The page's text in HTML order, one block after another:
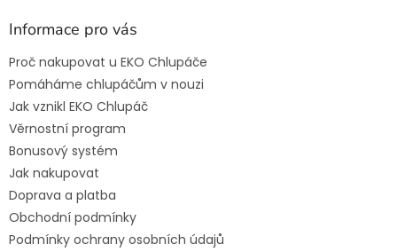
Informace pro vás
Proč nakupovat u EKO Chlupáče
Pomáháme chlupáčům v nouzi
Jak vznikl EKO Chlupáč
Věrnostní program
Bonusový systém
Jak nakupovat
Doprava a platba
Obchodní podmínky
Podmínky ochrany osobních údajů